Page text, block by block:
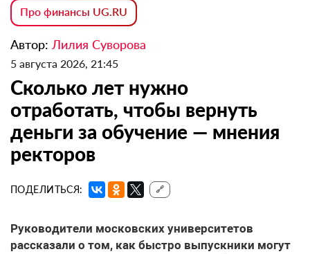
Про финансы UG.RU
Автор: Лилия Суворова
5 августа 2026, 21:45
Сколько лет нужно
отработать, чтобы вернуть
деньги за обучение — мнения
ректоров
ПОДЕЛИТЬСЯ: 🔗
Руководители московских университетов
рассказали о том, как быстро выпускники могут